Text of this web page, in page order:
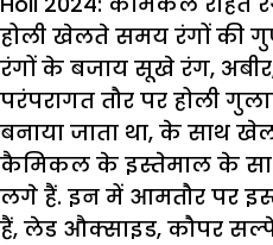
होली खेलते समय रंगों की
रंगों के बजाय सूखे रंग,
परंपरागत तौर पर होली
बनाया जाता था, के साथ
कैमिकल के इस्तेमाल के
लगे हैं. इन में आमतौर पर
हैं, लेड औक्साइड, कौपर